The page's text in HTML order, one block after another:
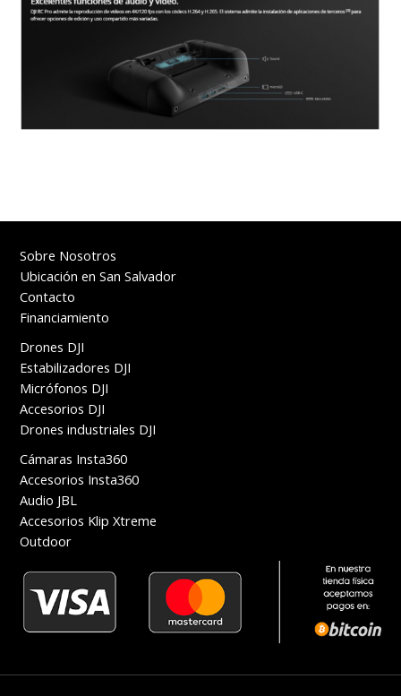
Sobre Nosotros
Ubicación en San Salvador
Contacto
Financiamiento
Drones DJI
Estabilizadores DJI
Micrófonos DJI
Accesorios DJI
Drones industriales DJI
Cámaras Insta360
Accesorios Insta360
Audio JBL
Accesorios Klip Xtreme
Outdoor